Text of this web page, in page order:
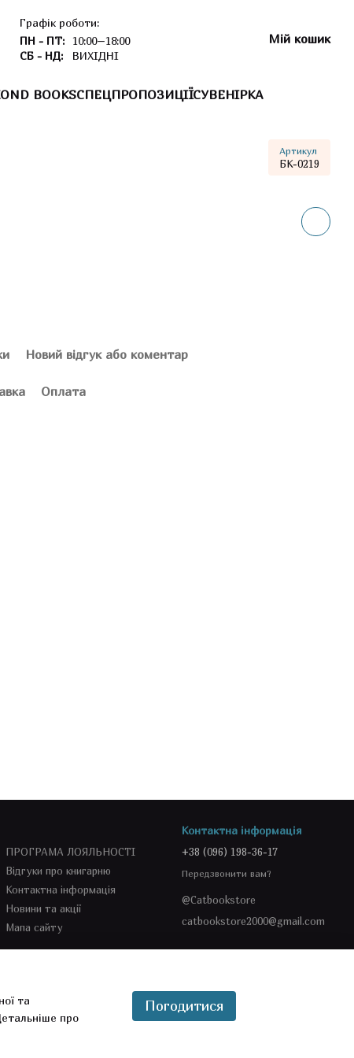
Графік роботи:
ПН - ПТ: 10:00–18:00
СБ - НД:
ВИХІДНІ
Мій кошик
BOOKSСПЕЦПРОПОЗИЦІЇСУВЕНІРКА
Артикул
БК-0219
Новий відгук або коментар
Оплата
ПРОГРАМА ЛОЯЛЬНОСТІ
Відгуки про книгарню
Контактна інформація
Новини та акції
Мапа сайту
Контактна інформація
+38 (096) 198-36-17
Передзвонити вам?
@Catbookstore
catbookstore2000@gmail.com
та
про
Погодитися